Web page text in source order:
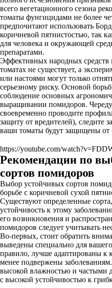
всего вегетационного сезона
томаты фунгицидами не более
предпочитают использовать
коричневой пятнистостью, так
для человека и окружающей
препаратами.
Эффективных народных средств
томатах не существует, а
или настоями могут только
серьезному риску. Основой
соблюдение основных
выращивании помидоров.
своевременно проводите
защиту от вредителей), следите
ваши томаты будут защищены от
https://youtube.com/
Рекомендации по
сортов помидоров
Выбор устойчивых сортов
борьбе с коричневой сухой
Существуют определенные
устойчивость к этому
его возникновения и
помидоров следует учитывать
Во-первых, стоит обратить
выведены специально для
правило, лучше адаптированы к
менее подвержены
высокой влажностью и частыми
с высокой устойчивостью к